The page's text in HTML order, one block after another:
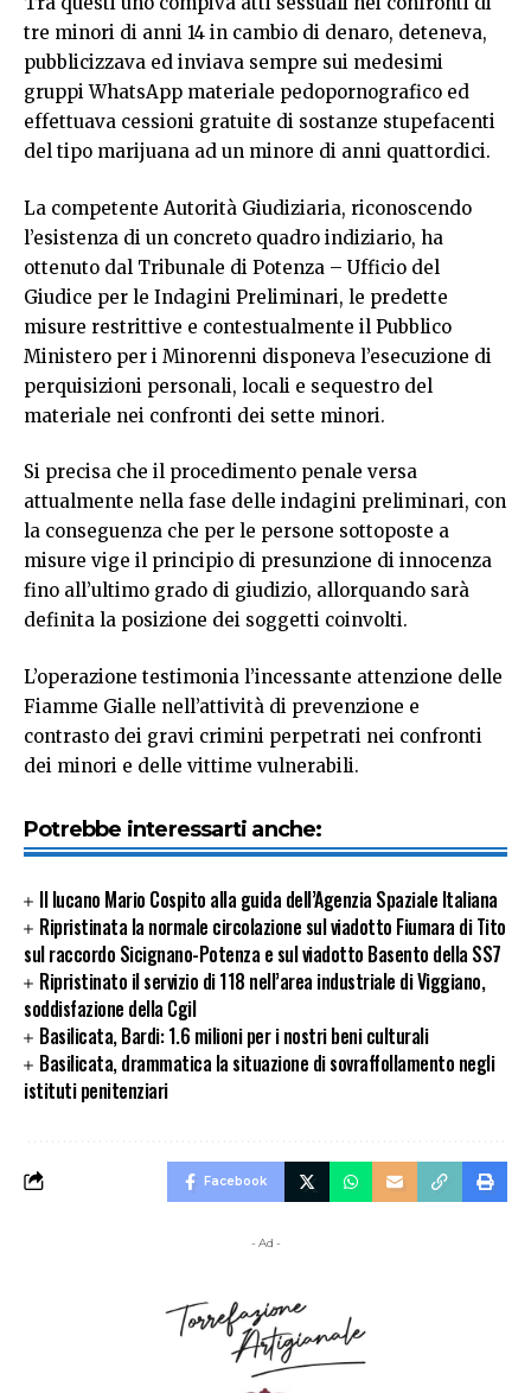
tre minori di anni 14 in cambio di denaro, deteneva,
pubblicizzava ed inviava sempre sui medesimi
gruppi WhatsApp materiale pedopornografico ed
effettuava cessioni gratuite di sostanze stupefacenti
del tipo marijuana ad un minore di anni quattordici.
La competente Autorità Giudiziaria, riconoscendo
l’esistenza di un concreto quadro indiziario, ha
ottenuto dal Tribunale di Potenza – Ufficio del
Giudice per le Indagini Preliminari, le predette
misure restrittive e contestualmente il Pubblico
Ministero per i Minorenni disponeva l’esecuzione di
perquisizioni personali, locali e sequestro del
materiale nei confronti dei sette minori.
Si precisa che il procedimento penale versa
attualmente nella fase delle indagini preliminari, con
la conseguenza che per le persone sottoposte a
misure vige il principio di presunzione di innocenza
fino all’ultimo grado di giudizio, allorquando sarà
definita la posizione dei soggetti coinvolti.
L’operazione testimonia l’incessante attenzione delle
Fiamme Gialle nell’attività di prevenzione e
contrasto dei gravi crimini perpetrati nei confronti
dei minori e delle vittime vulnerabili.
Potrebbe interessarti anche:
Il lucano Mario Cospito alla guida dell’Agenzia Spaziale Italiana
Ripristinata la normale circolazione sul viadotto Fiumara di Tito
sul raccordo Sicignano-Potenza e sul viadotto Basento della SS7
Ripristinato il servizio di 118 nell’area industriale di Viggiano,
soddisfazione della Cgil
Basilicata, Bardi: 1.6 milioni per i nostri beni culturali
Basilicata, drammatica la situazione di sovraffollamento negli
istituti penitenziari
Facebook
- Ad -